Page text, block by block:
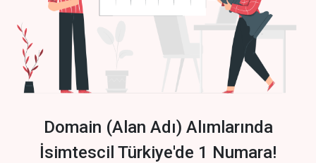
Domain (Alan Adı) Alımlarında
İsimtescil Türkiye'de 1 Numara!